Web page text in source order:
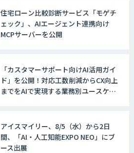
住宅ローン比較診断サービス「モゲチ
ェック」、AIエージェント連携向け
MCPサーバーを公開
「カスタマーサポート向けAI活用ガイ
ド」を公開！対応工数削減からCX向上
までをAIで実現する業務別ユースケー
アイスマイリー、8/5（水）から2日
間、「AI・人工知能EXPO NEO」にブ
ース出展